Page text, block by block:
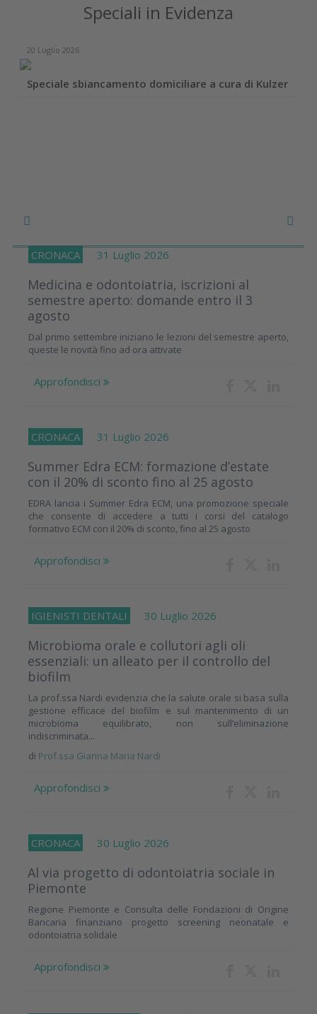
Speciali in Evidenza
20 Luglio 2026
Speciale sbiancamento domiciliare a cura di Kulzer
CRONACA 31 Luglio 2026
Medicina e odontoiatria, iscrizioni al
semestre aperto: domande entro il 3
agosto
Dal primo settembre iniziano le lezioni del semestre aperto,
queste le novità fino ad ora attivate
Approfondisci
CRONACA 31 Luglio 2026
Summer Edra ECM: formazione d’estate
con il 20% di sconto fino al 25 agosto
EDRA lancia i Summer Edra ECM, una promozione speciale
che consente di accedere a tutti i corsi del catalogo
formativo ECM con il 20% di sconto, fino al 25 agosto
Approfondisci
IGIENISTI DENTALI 30 Luglio 2026
Microbioma orale e collutori agli oli
essenziali: un alleato per il controllo del
biofilm
La prof.ssa Nardi evidenzia che la salute orale si basa sulla
gestione efficace del biofilm e sul mantenimento di un
microbioma equilibrato, non sull’eliminazione
indiscriminata...
di Prof.ssa Gianna Maria Nardi
Approfondisci
CRONACA 30 Luglio 2026
Al via progetto di odontoiatria sociale in
Piemonte
Regione Piemonte e Consulta delle Fondazioni di Origine
Bancaria finanziano progetto screening neonatale e
odontoiatria solidale
Approfondisci